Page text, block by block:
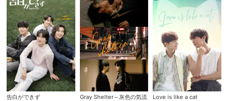
ログアウト
告白ができず Gray Shelter～灰色の気流 Love is like a cat